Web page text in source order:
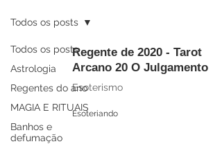
Todos os posts
Astrologia
Regentes do ano
MAGIA E RITUAIS
Banhos e
defumação
Todos os posts
Regente de 2020 - Tarot
Arcano 20 O Julgamento
Esoterismo
Esoteriando